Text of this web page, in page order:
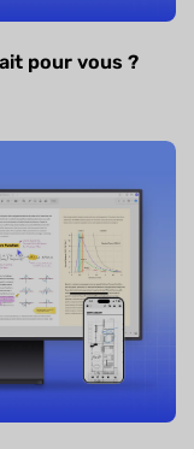
pour vous ?